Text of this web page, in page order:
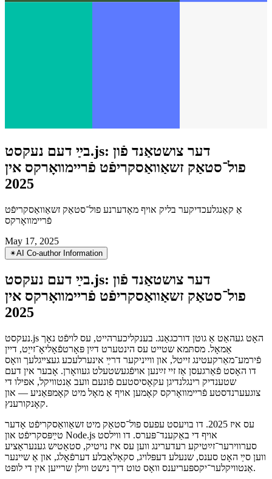
פול־סטאַק זשאַוואַסקריפֿט פֿריימװאָרקס אין
אַ קאַנגלעכדיקער בליק אויף מאָדערנע פול־סטאַק זשאַוואַסקריפֿט
May 17, 2025
✴︎ AI Co-author Information
פול־סטאַק זשאַוואַסקריפֿט פֿריימװאָרקס אין
2025
נעקסט.js האָט געהאַט אַ גוטן דורכגאַנג. בענקליכערהייט, עס לויפֿט נאָך
אַמאָל. מסתּמא שטייט עס הינטערט דײַן פּאָרטפֿאָליאָ־זייַט, דיין
פֿירמע־מאַרקעטינג זייטל, און ווייניקער דרײַ אינערלעכע געצײגלעך וואָס
דו האָסט פֿאַרגעסן אַז זיי זײַנען אויפֿגעשטעלט געוואָרן. אָבער אין דעם
שטענדיק רינגלנדיגן עקאָסיסטעם פֿונעם וועב אַנטוויקל, אפילו די
צוגעערנדסטע פֿריימװאָרקס קאָמען אויף אַ מאָל מיט קאָמפּאַניע — און
קאָנקורענץ.
עס איז 2025. דו בויעסט עפעס פול־סטאַק מיט זשאַוואַסקריפֿט אָדער